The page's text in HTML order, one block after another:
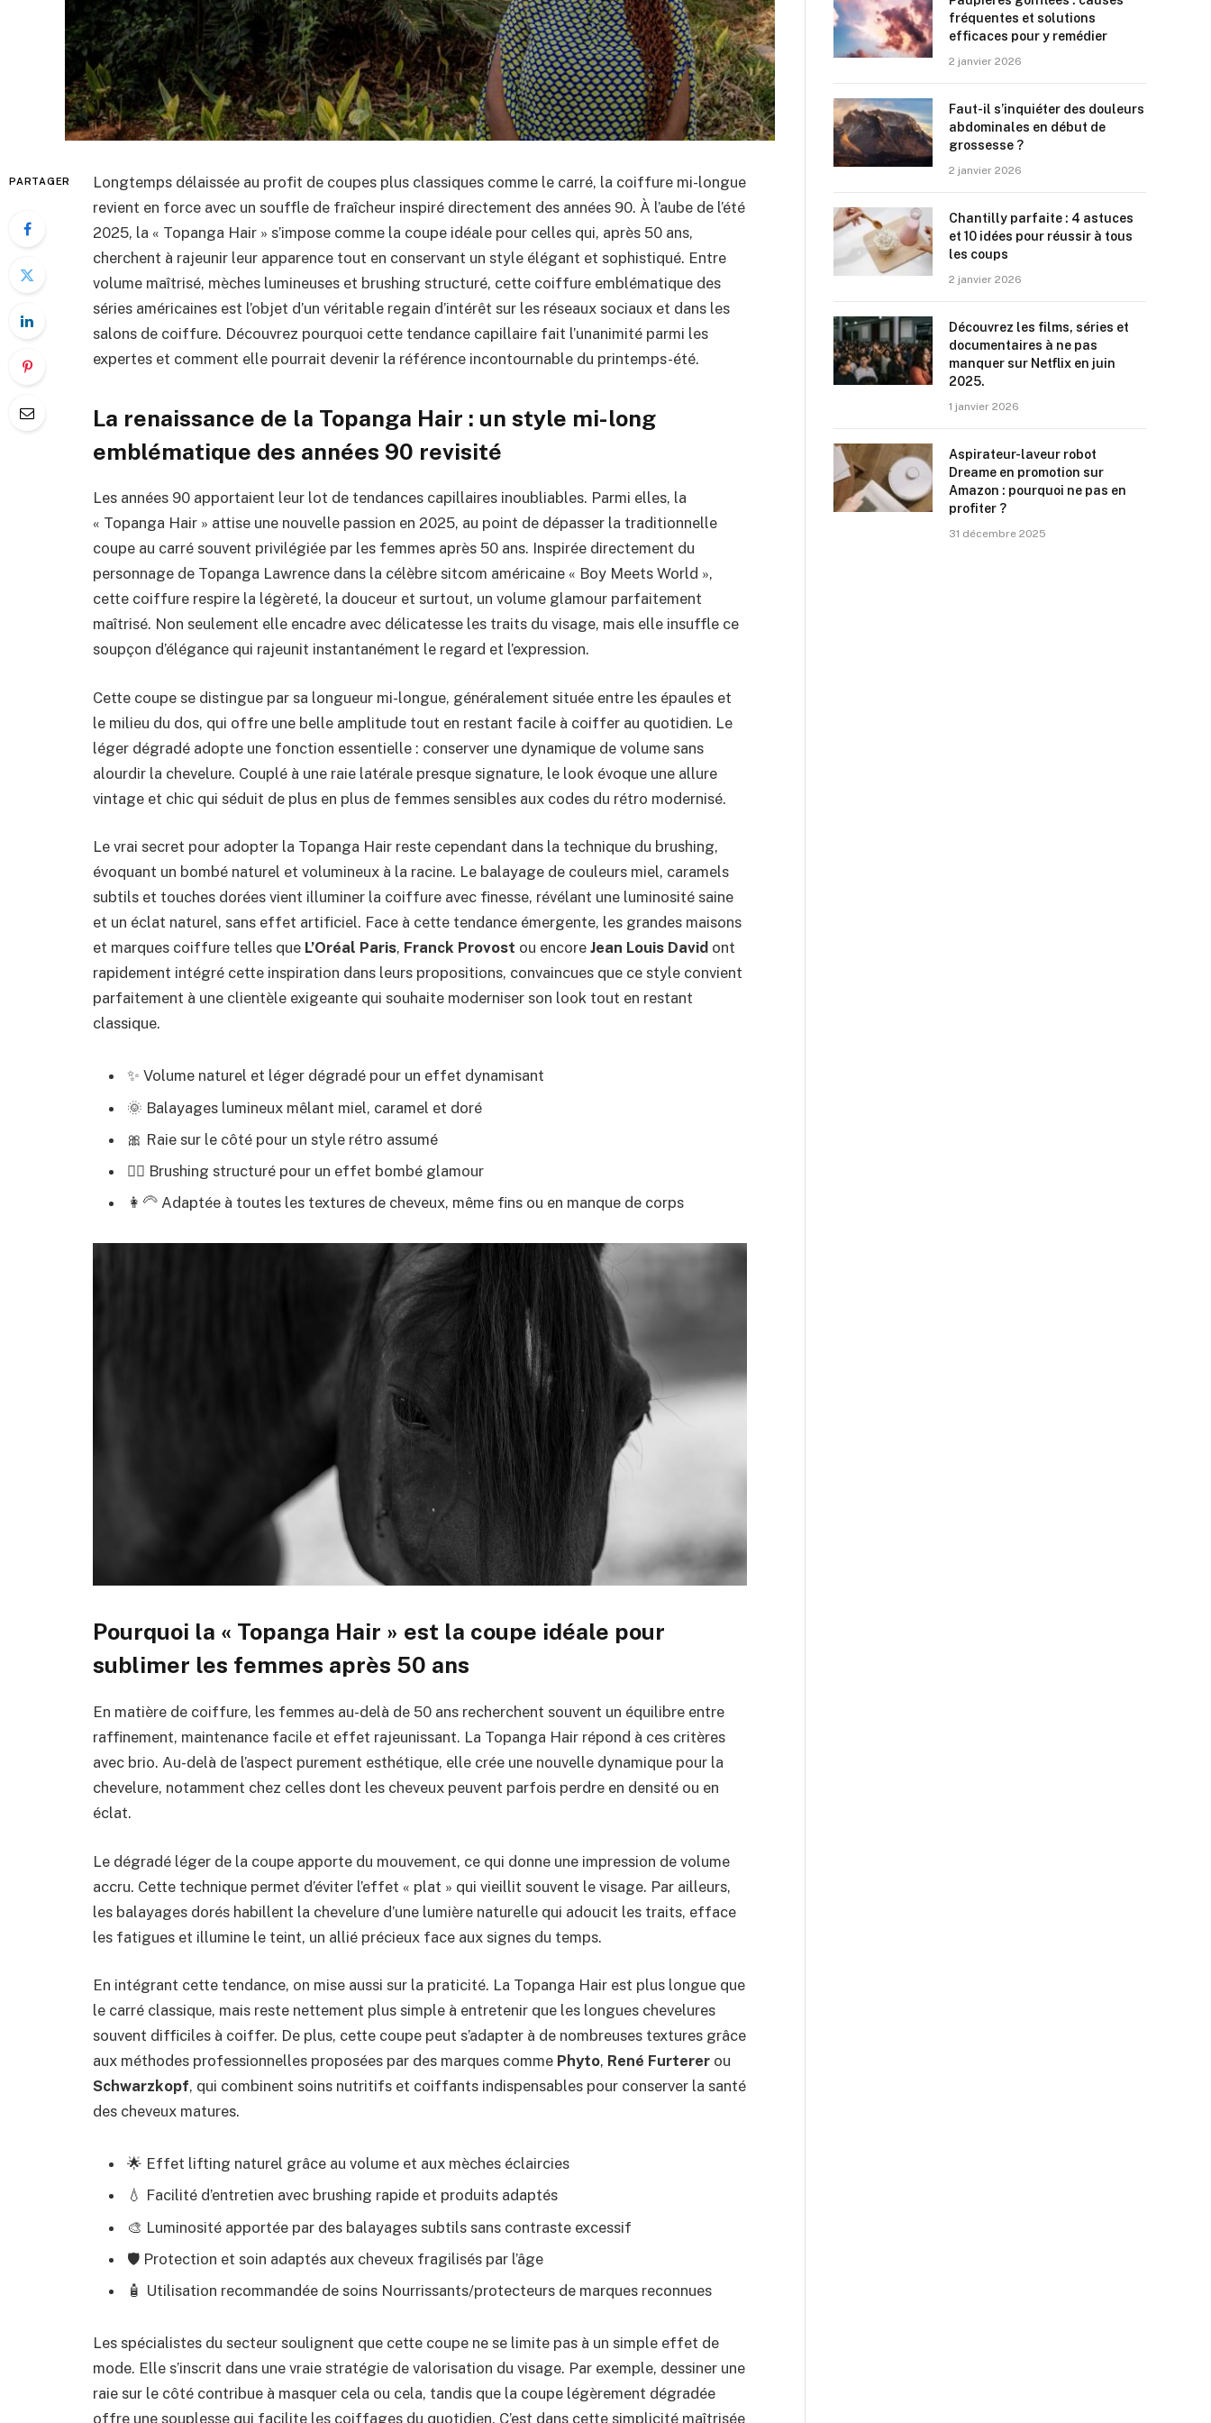
PARTAGER
Longtemps délaissée au profit de coupes plus classiques comme le carré, la coiffure mi-longue
revient en force avec un souffle de fraîcheur inspiré directement des années 90. À l’aube de l’été
2025, la « Topanga Hair » s’impose comme la coupe idéale pour celles qui, après 50 ans,
cherchent à rajeunir leur apparence tout en conservant un style élégant et sophistiqué. Entre
volume maîtrisé, mèches lumineuses et brushing structuré, cette coiffure emblématique des
séries américaines est l’objet d’un véritable regain d’intérêt sur les réseaux sociaux et dans les
salons de coiffure. Découvrez pourquoi cette tendance capillaire fait l’unanimité parmi les
expertes et comment elle pourrait devenir la référence incontournable du printemps-été.
La renaissance de la Topanga Hair : un style mi-long
emblématique des années 90 revisité
Les années 90 apportaient leur lot de tendances capillaires inoubliables. Parmi elles, la
« Topanga Hair » attise une nouvelle passion en 2025, au point de dépasser la traditionnelle
coupe au carré souvent privilégiée par les femmes après 50 ans. Inspirée directement du
personnage de Topanga Lawrence dans la célèbre sitcom américaine « Boy Meets World »,
cette coiffure respire la légèreté, la douceur et surtout, un volume glamour parfaitement
maîtrisé. Non seulement elle encadre avec délicatesse les traits du visage, mais elle insuffle ce
soupçon d’élégance qui rajeunit instantanément le regard et l’expression.
Cette coupe se distingue par sa longueur mi-longue, généralement située entre les épaules et
le milieu du dos, qui offre une belle amplitude tout en restant facile à coiffer au quotidien. Le
léger dégradé adopte une fonction essentielle : conserver une dynamique de volume sans
alourdir la chevelure. Couplé à une raie latérale presque signature, le look évoque une allure
vintage et chic qui séduit de plus en plus de femmes sensibles aux codes du rétro modernisé.
Le vrai secret pour adopter la Topanga Hair reste cependant dans la technique du brushing,
évoquant un bombé naturel et volumineux à la racine. Le balayage de couleurs miel, caramels
subtils et touches dorées vient illuminer la coiffure avec finesse, révélant une luminosité saine
et un éclat naturel, sans effet artificiel. Face à cette tendance émergente, les grandes maisons
et marques coiffure telles que L’Oréal Paris, Franck Provost ou encore Jean Louis David ont
rapidement intégré cette inspiration dans leurs propositions, convaincues que ce style convient
parfaitement à une clientèle exigeante qui souhaite moderniser son look tout en restant
classique.
✨ Volume naturel et léger dégradé pour un effet dynamisant
🌞 Balayages lumineux mêlant miel, caramel et doré
🎀 Raie sur le côté pour un style rétro assumé
💆‍♀️ Brushing structuré pour un effet bombé glamour
👩‍🦳 Adaptée à toutes les textures de cheveux, même fins ou en manque de corps
Pourquoi la « Topanga Hair » est la coupe idéale pour
sublimer les femmes après 50 ans
En matière de coiffure, les femmes au-delà de 50 ans recherchent souvent un équilibre entre
raffinement, maintenance facile et effet rajeunissant. La Topanga Hair répond à ces critères
avec brio. Au-delà de l’aspect purement esthétique, elle crée une nouvelle dynamique pour la
chevelure, notamment chez celles dont les cheveux peuvent parfois perdre en densité ou en
éclat.
Le dégradé léger de la coupe apporte du mouvement, ce qui donne une impression de volume
accru. Cette technique permet d’éviter l’effet « plat » qui vieillit souvent le visage. Par ailleurs,
les balayages dorés habillent la chevelure d’une lumière naturelle qui adoucit les traits, efface
les fatigues et illumine le teint, un allié précieux face aux signes du temps.
En intégrant cette tendance, on mise aussi sur la praticité. La Topanga Hair est plus longue que
le carré classique, mais reste nettement plus simple à entretenir que les longues chevelures
souvent difficiles à coiffer. De plus, cette coupe peut s’adapter à de nombreuses textures grâce
aux méthodes professionnelles proposées par des marques comme Phyto, René Furterer ou
Schwarzkopf, qui combinent soins nutritifs et coiffants indispensables pour conserver la santé
des cheveux matures.
🌟 Effet lifting naturel grâce au volume et aux mèches éclaircies
💧 Facilité d’entretien avec brushing rapide et produits adaptés
🎨 Luminosité apportée par des balayages subtils sans contraste excessif
🛡️ Protection et soin adaptés aux cheveux fragilisés par l’âge
🧴 Utilisation recommandée de soins Nourrissants/protecteurs de marques reconnues
Les spécialistes du secteur soulignent que cette coupe ne se limite pas à un simple effet de
mode. Elle s’inscrit dans une vraie stratégie de valorisation du visage. Par exemple, dessiner une
raie sur le côté contribue à masquer cela ou cela, tandis que la coupe légèrement dégradée
offre une souplesse qui facilite les coiffages du quotidien. C’est dans cette simplicité maîtrisée
fréquentes et solutions
efficaces pour y remédier
2 janvier 2026
Faut-il s’inquiéter des douleurs
abdominales en début de
grossesse ?
2 janvier 2026
Chantilly parfaite : 4 astuces
et 10 idées pour réussir à tous
les coups
2 janvier 2026
Découvrez les films, séries et
documentaires à ne pas
manquer sur Netflix en juin
2025.
1 janvier 2026
Aspirateur-laveur robot
Dreame en promotion sur
Amazon : pourquoi ne pas en
profiter ?
31 décembre 2025